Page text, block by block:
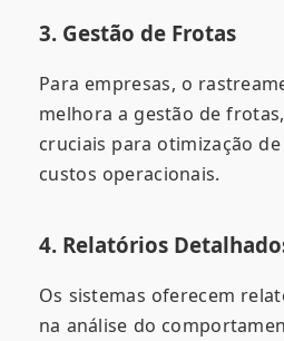
3. Gestão de Frotas
Para empresas, o
melhora a gestão de
cruciais para otimização
custos operacionais.
4. Relatórios
Os sistemas oferecem
na análise do